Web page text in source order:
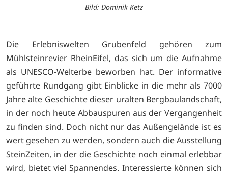
Bild: Dominik Ketz
Die Erlebniswelten Grubenfeld gehören zum
Mühlsteinrevier RheinEifel, das sich um die Aufnahme
als UNESCO-Welterbe beworben hat. Der informative
geführte Rundgang gibt Einblicke in die mehr als 7000
Jahre alte Geschichte dieser uralten Bergbaulandschaft,
in der noch heute Abbauspuren aus der Vergangenheit
zu finden sind. Doch nicht nur das Außengelände ist es
wert gesehen zu werden, sondern auch die Ausstellung
SteinZeiten, in der die Geschichte noch einmal erlebbar
wird, bietet viel Spannendes. Interessierte können sich